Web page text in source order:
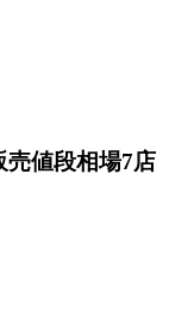
売値段相場7店